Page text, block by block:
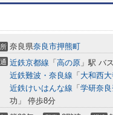
奈良県奈良市押熊町
近鉄京都線 「 高の原 」駅 バ
近鉄難波・奈良線 「 大和西
近鉄けいはんな線 「 学研奈
功」 停歩8分